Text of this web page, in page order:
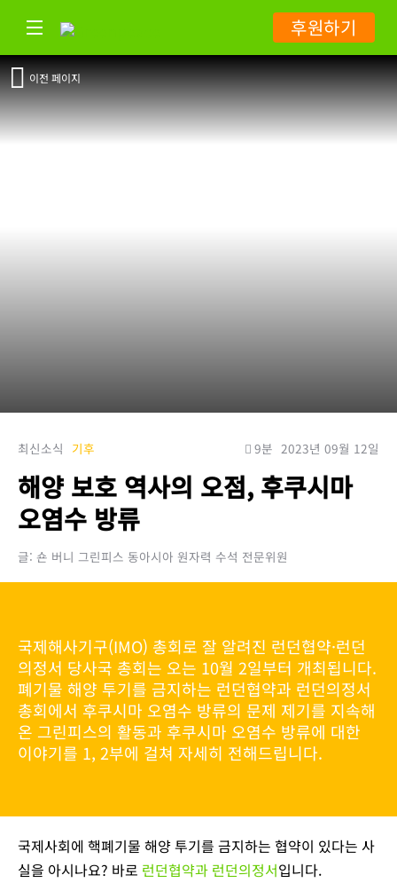
후원하기
이전 페이지
최신소식 기후 9분 2023년 09월 12일
해양 보호 역사의 오점, 후쿠시마
오염수 방류
글: 숀 버니 그린피스 동아시아 원자력 수석 전문위원
국제해사기구(IMO) 총회로 잘 알려진 런던협약·런던
의정서 당사국 총회는 오는 10월 2일부터 개최됩니다.
폐기물 해양 투기를 금지하는 런던협약과 런던의정서
총회에서 후쿠시마 오염수 방류의 문제 제기를 지속해
온 그린피스의 활동과 후쿠시마 오염수 방류에 대한
이야기를 1, 2부에 걸쳐 자세히 전해드립니다.
국제사회에 핵폐기물 해양 투기를 금지하는 협약이 있다는 사
실을 아시나요? 바로 런던협약과 런던의정서입니다.